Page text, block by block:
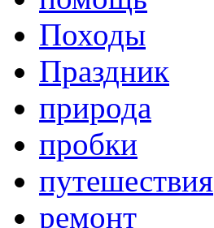
Походы
Праздник
природа
пробки
путешествия
ремонт